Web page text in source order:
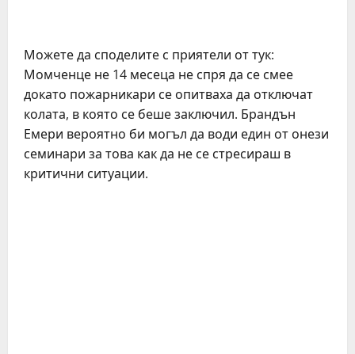
Можете да споделите с приятели от тук:
Момченце не 14 месеца не спря да се смее
докато пожарникари се опитваха да отключат
колата, в която се беше заключил. Брандън
Емери вероятно би могъл да води един от онези
семинари за това как да не се стресираш в
критични ситуации.